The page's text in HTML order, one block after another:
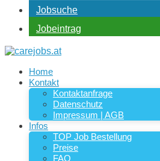
Jobsuche
Jobeintrag
Home
Kontakt
Kontaktanfrage
Datenschutz
Impressum | AGB
Infos
TOP Job Bestellung
Preise
FAQ